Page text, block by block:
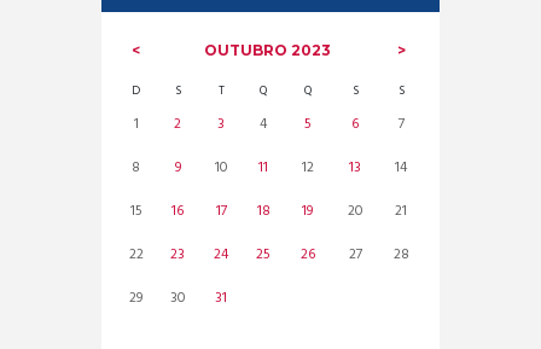
OUTUBRO2023
D S T Q Q S S
1 2 3 4 5 6
7
8
9 10 11 12 13
14
15
16 17 18 19 20
21
22
23 24 25 26 27
28
29
30 31